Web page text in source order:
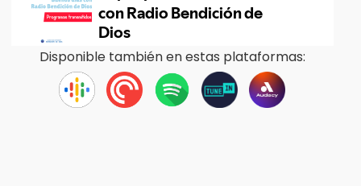
Disponible también en estas plataformas: